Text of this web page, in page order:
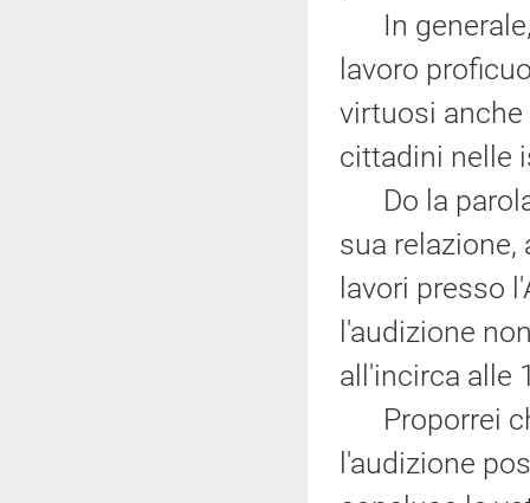
In generale,
lavoro
virtuosi
cittadini nelle
Do la parola
sua relazione,
lavori presso
l'audizione
all'incirca alle
Proporrei
l'audizione